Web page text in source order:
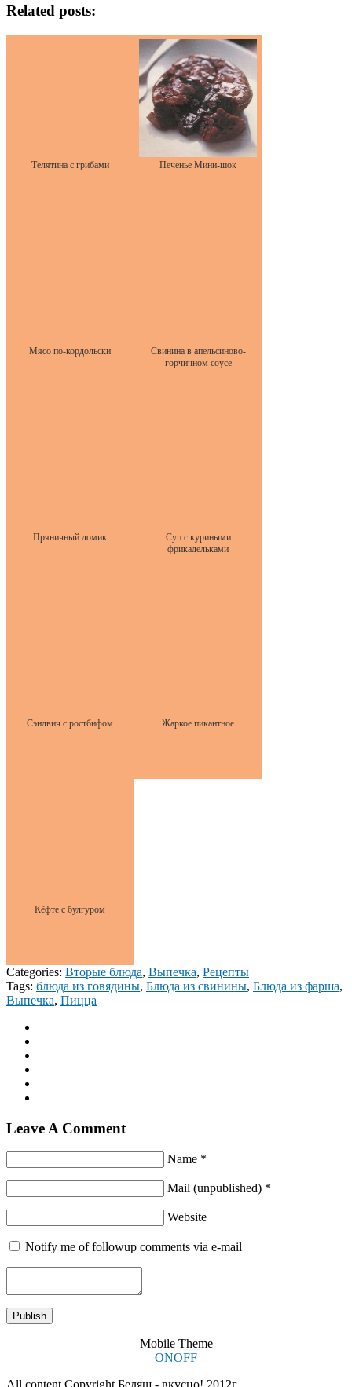
Related posts:
Телятина с грибами Печенье Мини-шок
Мясо по-кордольски
Свинина в апельсиново-
горчичном соусе
Пряничный домик
Суп с куриными
фрикадельками
Сэндвич с ростбифом Жаркое пикантное
Кёфте с булгуром
Categories: Вторые блюда, Выпечка, Рецепты
Tags: блюда из говядины, Блюда из свинины, Блюда из фарша,
Выпечка, Пицца
Leave A Comment
Name *
Mail (unpublished) *
Website
Notify me of followup comments via e-mail
Mobile Theme
ONOFF